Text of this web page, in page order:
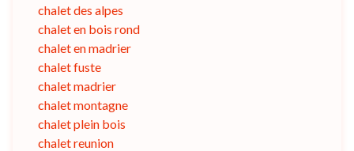
chalet des alpes
chalet en bois rond
chalet en madrier
chalet fuste
chalet madrier
chalet montagne
chalet plein bois
chalet reunion